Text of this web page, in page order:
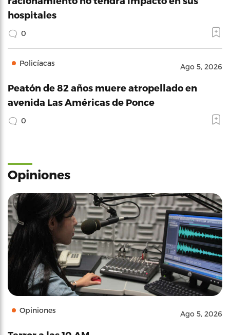
hospitales
0
Policíacas Ago 5, 2026
Peatón de 82 años muere atropellado en
avenida Las Américas de Ponce
0
Opiniones
Opiniones Ago 5, 2026